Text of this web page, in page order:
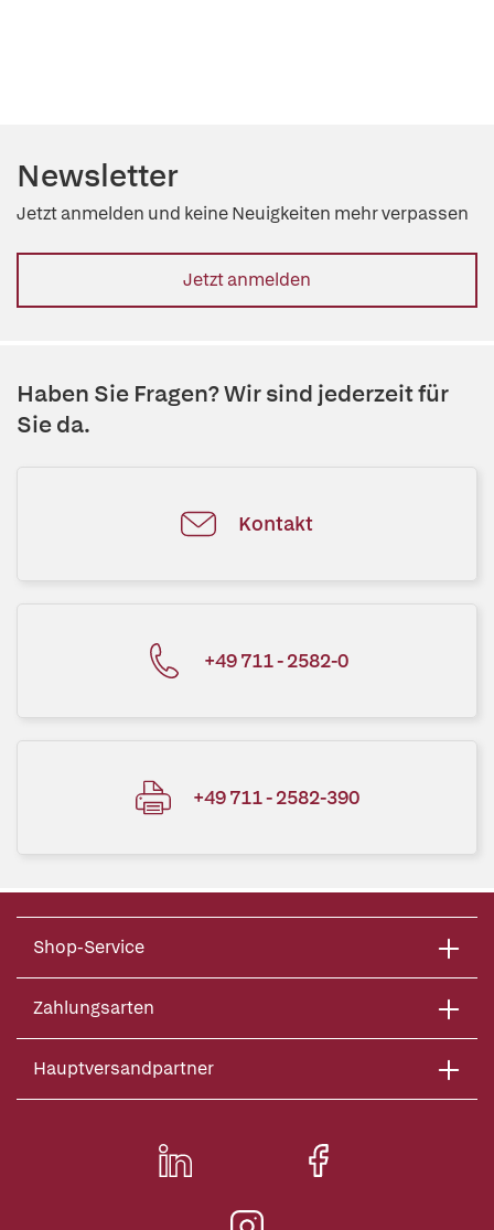
Newsletter
Jetzt anmelden und keine Neuigkeiten mehr verpassen
Jetzt anmelden
Haben Sie Fragen? Wir sind jederzeit für
Sie da.
Kontakt
+49 711 - 2582-0
+49 711 - 2582-390
Shop-Service
Zahlungsarten
Hauptversandpartner